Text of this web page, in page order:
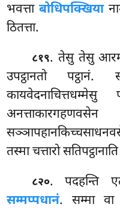
भवत्ताबोधिपक्खिया
ठितत्ता.
८१९. तेसु तेसु
उपट्ठानतो
तस्मा चत्तारो
८२०. पदहन्ति
सम्मप्पधानं. सम्मा वा